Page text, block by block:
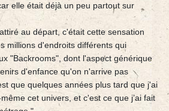
elle était déjà un peu partout sur
au départ, c'était cette sensation
millions d'endroits différents qui
"Backrooms", dont l'aspect générique
d'enfance qu'on n'arrive pas
que quelques années plus tard que j'ai
cet univers, et c'est ce que j’ai fait